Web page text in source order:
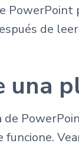
de
una
funcione.